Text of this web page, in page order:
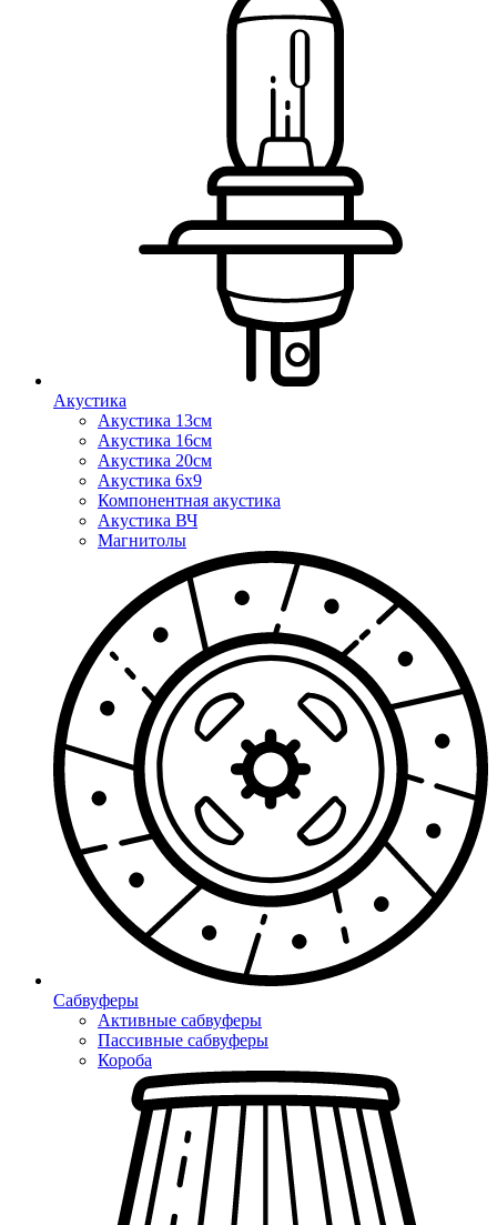
Акустика
Акустика 13см
Акустика 16см
Акустика 20см
Акустика 6x9
Компонентная акустика
Акустика ВЧ
Магнитолы
Сабвуферы
Активные сабвуферы
Пассивные сабвуферы
Короба